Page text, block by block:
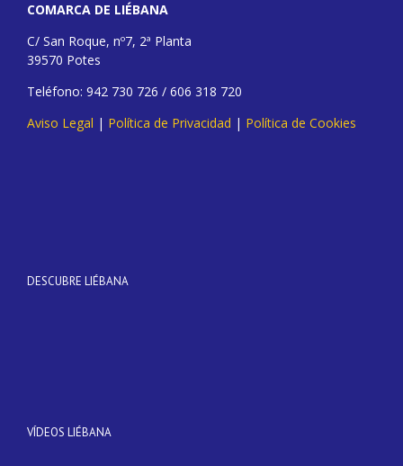
COMARCA DE LIÉBANA
C/ San Roque, nº7, 2ª Planta
39570 Potes
Teléfono: 942 730 726 / 606 318 720
Aviso Legal | Política de Privacidad | Política de Cookies
DESCUBRE LIÉBANA
VÍDEOS LIÉBANA